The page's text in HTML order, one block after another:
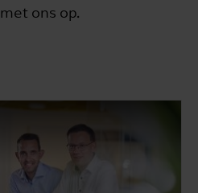
met ons op.